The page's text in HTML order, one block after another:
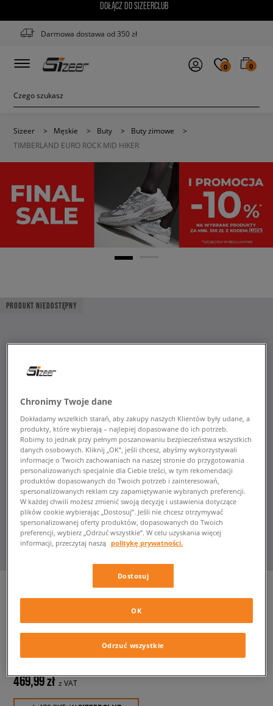
DOŁĄCZ DO SIZEERCLUB
Darmowa dostawa od 350 zł
0 0
Sizeer > Męskie > Buty > Buty zimowe
>
TIMBERLAND EURO ROCK MID HIKER
PRODUKT NIEDOSTĘPNY
469,99 zł z VAT
Chronimy Twoje dane
Dokładamy wszelkich starań, aby zakupy naszych Klientów były udane, a
produkty, które wybierają – najlepiej dopasowane do ich potrzeb.
Robimy to jednak przy pełnym poszanowaniu bezpieczeństwa wszystkich
danych osobowych. Kliknij „OK”, jeśli chcesz, abyśmy wykorzystywali
informacje o Twoich zachowaniach na naszej stronie do przygotowania
personalizowanych specjalnie dla Ciebie treści, w tym rekomendacji
produktów dopasowanych do Twoich potrzeb i zainteresowań,
spersonalizowanych reklam czy zapamiętywanie wybranych preferencji.
W każdej chwili możesz zmienić swoją decyzję i ustawienia dotyczące
plików cookie wybierając „Dostosuj”. Jeśli nie chcesz otrzymywać
spersonalizowanej oferty produktów, dopasowanych do Twoich
preferencji, wybierz „Odrzuć wszystkie”. W celu uzyskania więcej
informacji, przeczytaj naszą politykę prywatności.
Dostosuj
Odrzuć wszystkie
OK